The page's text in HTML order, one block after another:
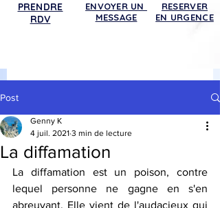
PRENDRE
RDV
ENVOYER UN
MESSAGE
RESERVER
EN URGENCE
Post
La diffamation
Genny K
4 juil. 2021 3 min de lecture
La diffamation est un poison, contre
lequel personne ne gagne en s'en
abreuvant. Elle vient de l'audacieux qui